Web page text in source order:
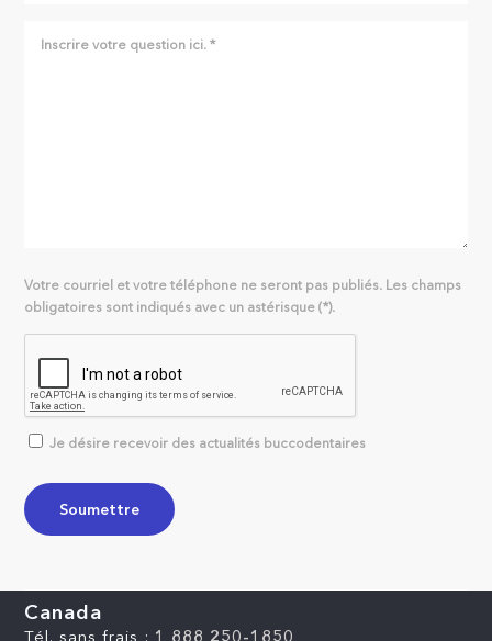
Votre courriel et votre téléphone ne seront pas publiés. Les champs
obligatoires sont indiqués avec un astérisque (*).
Je désire recevoir des actualités buccodentaires
Canada